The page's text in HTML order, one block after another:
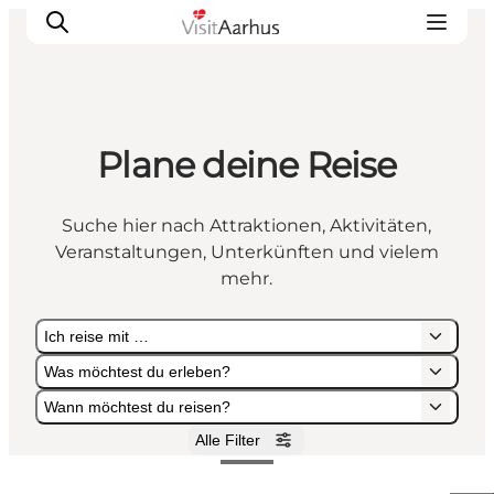
Sehen und erleben
Veranstaltungen
Städte und Regionen
Plane deine Reise
Suche hier nach Attraktionen, Aktivitäten,
Veranstaltungen, Unterkünften und vielem
mehr.
Ich reise mit …
Was möchtest du erleben?
Wann möchtest du reisen?
Alle Filter